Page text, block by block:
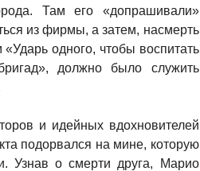
Там его «допрашивали»
из фирмы, а затем, насмерть
одного, чтобы воспитать
должно было служить
и идейных вдохновителей
подорвался на мине, которую
Узнав о смерти друга, Марио